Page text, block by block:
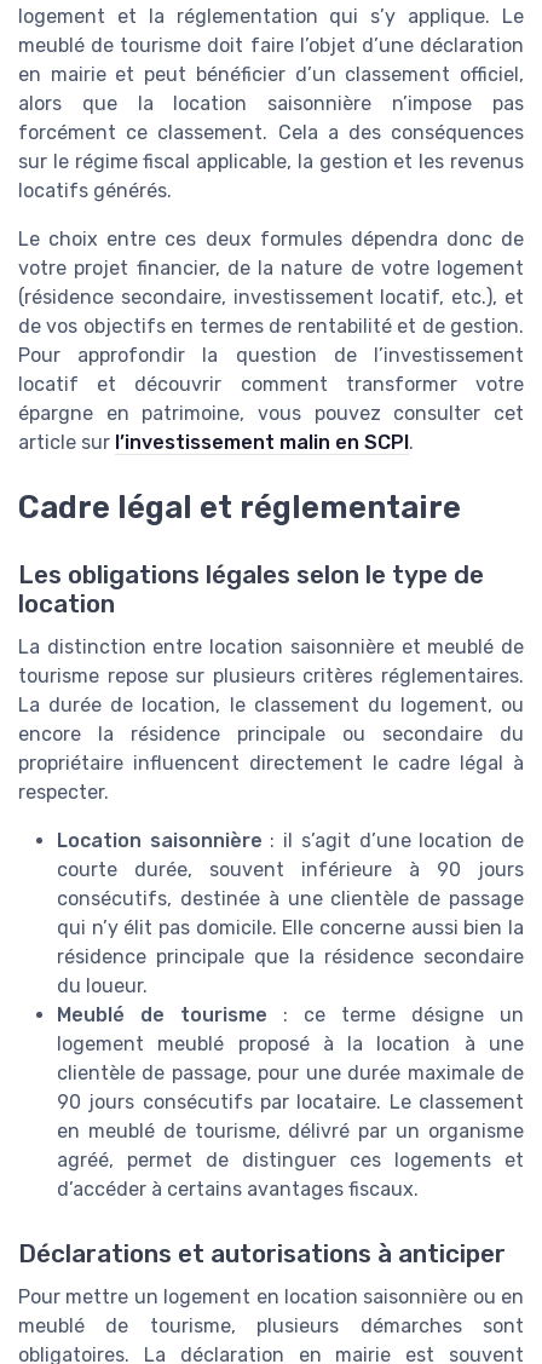
logement et la réglementation qui s’y applique. Le
meublé de tourisme doit faire l’objet d’une déclaration
en mairie et peut bénéficier d’un classement officiel,
alors que la location saisonnière n’impose pas
forcément ce classement. Cela a des conséquences
sur le régime fiscal applicable, la gestion et les revenus
locatifs générés.
Le choix entre ces deux formules dépendra donc de
votre projet financier, de la nature de votre logement
(résidence secondaire, investissement locatif, etc.), et
de vos objectifs en termes de rentabilité et de gestion.
Pour approfondir la question de l’investissement
locatif et découvrir comment transformer votre
épargne en patrimoine, vous pouvez consulter cet
article sur l’investissement malin en SCPI.
Cadre légal et réglementaire
Les obligations légales selon le type de
location
La distinction entre location saisonnière et meublé de
tourisme repose sur plusieurs critères réglementaires.
La durée de location, le classement du logement, ou
encore la résidence principale ou secondaire du
propriétaire influencent directement le cadre légal à
respecter.
Location saisonnière : il s’agit d’une location de
courte durée, souvent inférieure à 90 jours
consécutifs, destinée à une clientèle de passage
qui n’y élit pas domicile. Elle concerne aussi bien la
résidence principale que la résidence secondaire
du loueur.
Meublé de tourisme : ce terme désigne un
logement meublé proposé à la location à une
clientèle de passage, pour une durée maximale de
90 jours consécutifs par locataire. Le classement
en meublé de tourisme, délivré par un organisme
agréé, permet de distinguer ces logements et
d’accéder à certains avantages fiscaux.
Déclarations et autorisations à anticiper
Pour mettre un logement en location saisonnière ou en
meublé de tourisme, plusieurs démarches sont
obligatoires. La déclaration en mairie est souvent